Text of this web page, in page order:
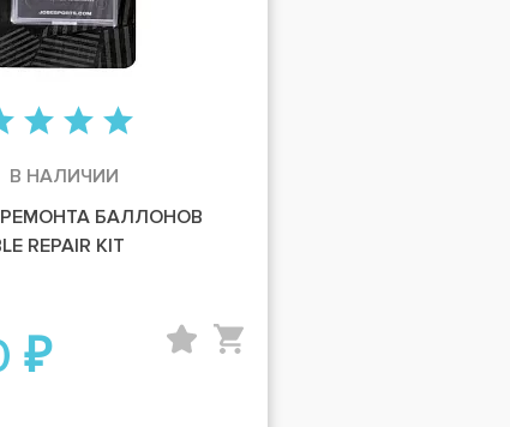
В НАЛИЧИИ
БАЛЛОНОВ
REPAIR KIT
₽